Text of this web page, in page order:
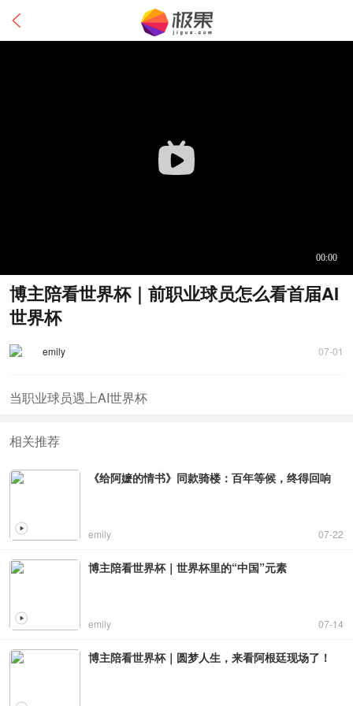
博主陪看世界杯｜前职业球员怎么看首届AI
世界杯
emily 07-01
当职业球员遇上AI世界杯
相关推荐
《给阿嬷的情书》同款骑楼：百年等候，终得回响
emily 07-22
博主陪看世界杯｜世界杯里的“中国”元素
emily 07-14
博主陪看世界杯｜圆梦人生，来看阿根廷现场了！